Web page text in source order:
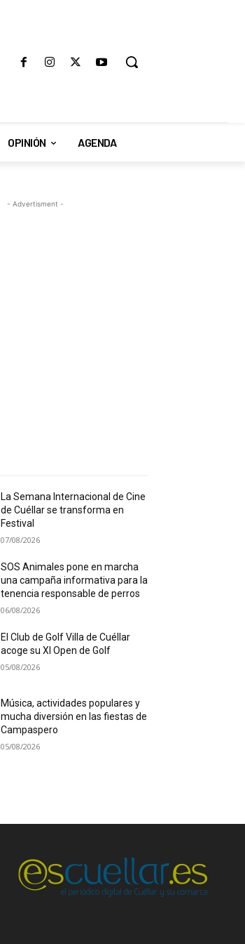
OPINIÓN AGENDA
- Advertisment -
La Semana Internacional de Cine
de Cuéllar se transforma en
Festival
07/08/2026
SOS Animales pone en marcha
una campaña informativa para la
tenencia responsable de perros
06/08/2026
El Club de Golf Villa de Cuéllar
acoge su XI Open de Golf
05/08/2026
Música, actividades populares y
mucha diversión en las fiestas de
Campaspero
05/08/2026